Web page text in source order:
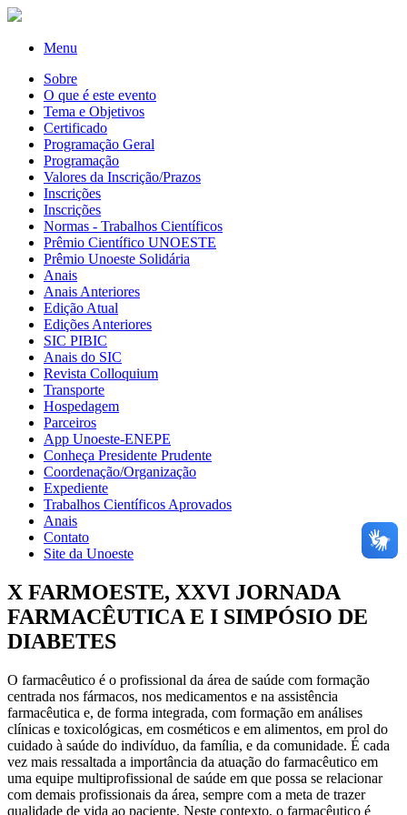
Menu
Sobre
O que é este evento
Tema e Objetivos
Certificado
Programação Geral
Programação
Valores da Inscrição/Prazos
Inscrições
Inscrições
Normas - Trabalhos Científicos
Prêmio Científico UNOESTE
Prêmio Unoeste Solidária
Anais
Anais Anteriores
Edição Atual
Edições Anteriores
SIC PIBIC
Anais do SIC
Revista Colloquium
Transporte
Hospedagem
Parceiros
App Unoeste-ENEPE
Conheça Presidente Prudente
Coordenação/Organização
Expediente
Trabalhos Científicos Aprovados
Anais
Contato
Site da Unoeste
X FARMOESTE, XXVI JORNADA
FARMACÊUTICA E I SIMPÓSIO DE
DIABETES
O farmacêutico é o profissional da área de saúde com formação
centrada nos fármacos, nos medicamentos e na assistência
farmacêutica e, de forma integrada, com formação em análises
clínicas e toxicológicas, em cosméticos e em alimentos, em prol do
cuidado à saúde do indivíduo, da família, e da comunidade. É cada
vez mais ressaltada a importância da atuação do farmacêutico em
uma equipe multiprofissional de saúde em que possa se relacionar
com demais profissionais da área, sempre com a meta de trazer
qualidade de vida ao paciente. Neste contexto, o farmacêutico é